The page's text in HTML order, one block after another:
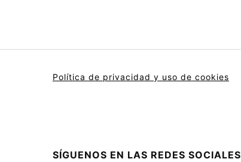
Política de privacidad y uso de cookies
SÍGUENOS EN LAS REDES SOCIALES